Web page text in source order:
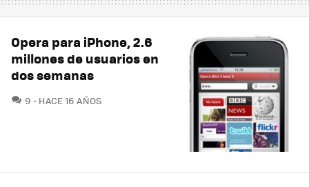
Opera para iPhone, 2.6
millones de usuarios en
dos semanas
9 COMENTARIOS
HACE 16 AÑOS